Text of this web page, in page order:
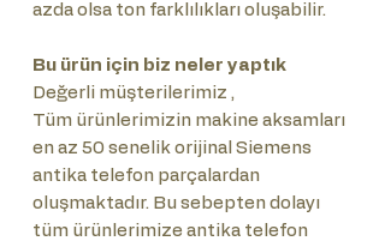
azda olsa ton farklılıkları oluşabilir.
Bu ürün için biz neler yaptık
Değerli müşterilerimiz ,
Tüm ürünlerimizin makine aksamları
en az 50 senelik orijinal Siemens
antika telefon parçalardan
oluşmaktadır. Bu sebepten dolayı
tüm ürünlerimize antika telefon